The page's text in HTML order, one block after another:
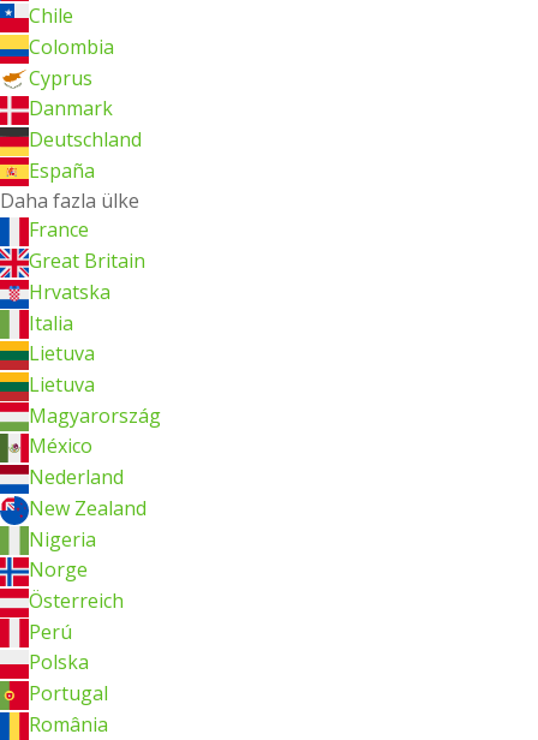
Chile
Colombia
Cyprus
Danmark
Deutschland
España
Daha fazla ülke
France
Great Britain
Hrvatska
Italia
Lietuva
Lietuva
Magyarország
México
Nederland
New Zealand
Nigeria
Norge
Österreich
Perú
Polska
Portugal
România